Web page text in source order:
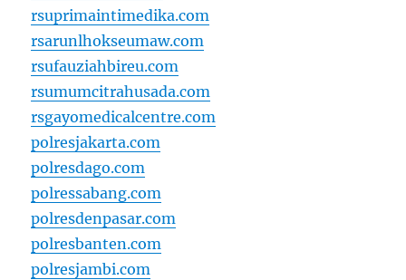
rsuprimaintimedika.com
rsarunlhokseumaw.com
rsufauziahbireu.com
rsumumcitrahusada.com
rsgayomedicalcentre.com
polresjakarta.com
polresdago.com
polressabang.com
polresdenpasar.com
polresbanten.com
polresjambi.com